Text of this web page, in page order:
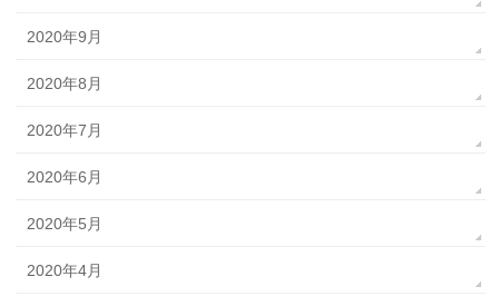
2020年9月
2020年8月
2020年7月
2020年6月
2020年5月
2020年4月